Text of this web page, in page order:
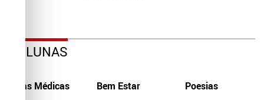
COLUNAS
Dicas Médicas Bem Estar Poesias